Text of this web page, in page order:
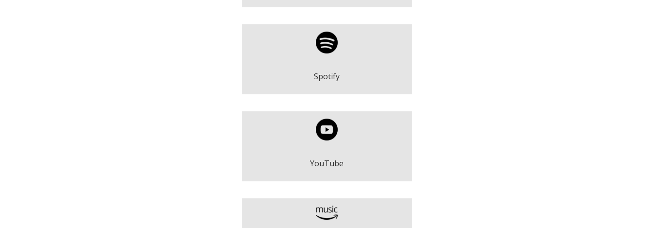
Spotify
Estela - Qui ens ho diria
YouTube
Estela - Qui ens ho diria
Estela - Qui ens ho diria